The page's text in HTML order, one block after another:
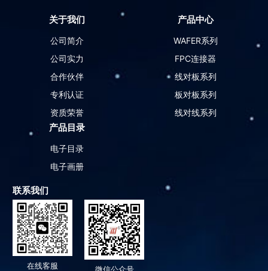
关于我们
公司简介
公司实力
合作伙伴
专利认证
资质荣誉
产品中心
WAFER系列
FPC连接器
线对板系列
板对板系列
线对线系列
产品目录
电子目录
电子画册
联系我们
在线客服 微信公众号